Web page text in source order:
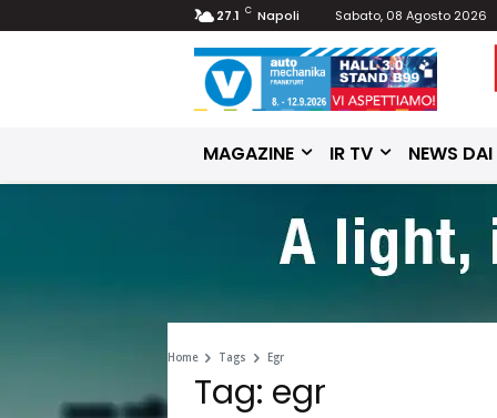
27.1 C Napoli Sabato, 08 Agosto 2026
MAGAZINE IR TV NEWS DAI
Home Tags Egr
Tag: egr